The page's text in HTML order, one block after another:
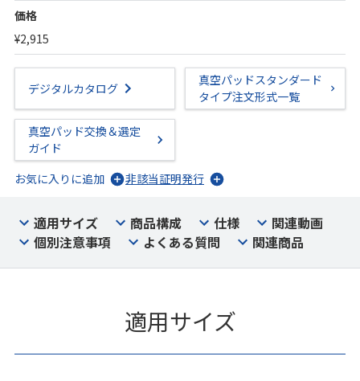
価格
¥2,915
デジタルカタログ
真空パッドスタンダード
タイプ注文形式一覧
真空パッド交換＆選定
ガイド
お気に入りに追加
非該当証明発行
適用サイズ 商品構成 仕様
関連動画
個別注意事項
よくある質問 関連商品
適用サイズ